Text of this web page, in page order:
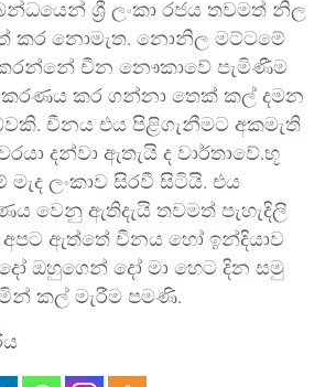
ශ්‍රී ලංකා රජය තවමත් නිල
කර නොමැත. නොනිල මට්ටමේ
චීන නෞකාවේ පැමිණීම
කර ගන්නා තෙක් කල් දමන
චීනය එය පිළිගැනීමට අකමැති
දන්වා ඇතැයි ද වාර්තාවේ.භූ
මැද ලංකාව සිරවී සිටියි. එය
වෙනු ඇතිදැයි තවමත් පැහැදිලි
අපට ඇත්තේ චීනය හෝ ඉන්දියාව
ඔහුගෙන් දෝ මා හෙට දින සමු
කල් මැරීම පමණි.